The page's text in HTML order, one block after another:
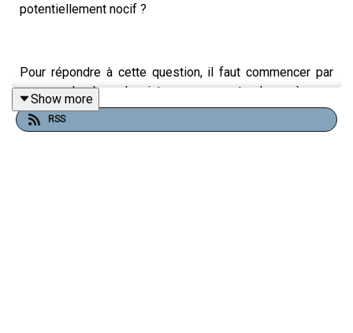
potentiellement nocif ?
Pour répondre à cette question, il faut commencer par
comprendre à quel point nous avons tendance à nous
conformer à des ordres qui nous sont donnés par une
personne en position d’autorité.
Show more
RSS